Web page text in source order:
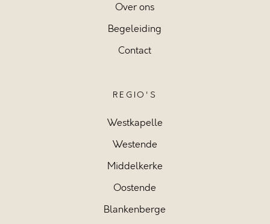
Over ons
Begeleiding
Contact
REGIO'S
Westkapelle
Westende
Middelkerke
Oostende
Blankenberge